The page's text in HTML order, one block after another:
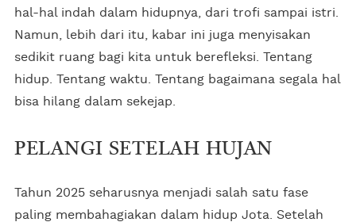
hal-hal indah dalam hidupnya, dari trofi sampai istri.
Namun, lebih dari itu, kabar ini juga menyisakan
sedikit ruang bagi kita untuk berefleksi. Tentang
hidup. Tentang waktu. Tentang bagaimana segala hal
bisa hilang dalam sekejap.
PELANGI SETELAH HUJAN
Tahun 2025 seharusnya menjadi salah satu fase
paling membahagiakan dalam hidup Jota. Setelah